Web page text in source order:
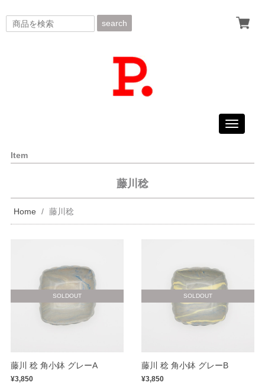
search
Toggle
Item
藤川稔
Home 藤川稔
SOLDOUT
藤川 稔 角小鉢 グレーA
¥3,850
SOLDOUT
藤川 稔 角小鉢 グレーB
¥3,850